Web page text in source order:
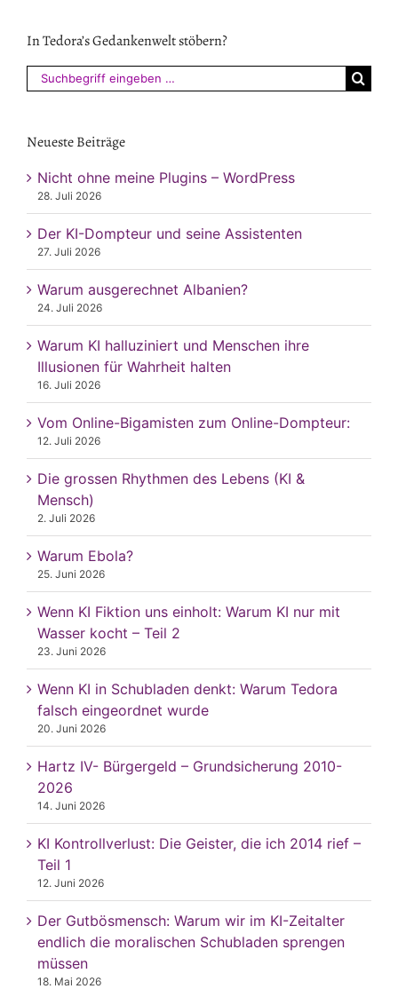
In Tedora’s Gedankenwelt stöbern?
Suchen
nach:
Neueste Beiträge
Nicht ohne meine Plugins – WordPress
28. Juli 2026
Der KI-Dompteur und seine Assistenten
27. Juli 2026
Warum ausgerechnet Albanien?
24. Juli 2026
Warum KI halluziniert und Menschen ihre
Illusionen für Wahrheit halten
16. Juli 2026
Vom Online-Bigamisten zum Online-Dompteur:
12. Juli 2026
Die grossen Rhythmen des Lebens (KI &
Mensch)
2. Juli 2026
Warum Ebola?
25. Juni 2026
Wenn KI Fiktion uns einholt: Warum KI nur mit
Wasser kocht – Teil 2
23. Juni 2026
Wenn KI in Schubladen denkt: Warum Tedora
falsch eingeordnet wurde
20. Juni 2026
Hartz IV- Bürgergeld – Grundsicherung 2010-
2026
14. Juni 2026
KI Kontrollverlust: Die Geister, die ich 2014 rief –
Teil 1
12. Juni 2026
Der Gutbösmensch: Warum wir im KI-Zeitalter
endlich die moralischen Schubladen sprengen
müssen
18. Mai 2026